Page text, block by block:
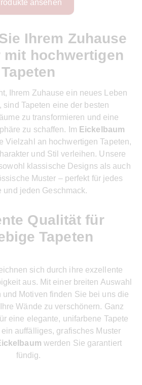
ansehen
Ihrem Zuhause
mit hochwertigen
Tapeten
Ihrem Zuhause ein neues Leben
sind Tapeten eine der besten
zu transformieren und eine
zu schaffen. Im Eickelbaum
Vielzahl an hochwertigen Tapeten,
und Stil verleihen. Unsere
klassische Designs als auch
Muster – perfekt für jedes
und jeden Geschmack.
Qualität für
Tapeten
sich durch ihre exzellente
aus. Mit einer breiten Auswahl
und Motiven finden Sie bei uns die
Wände zu verschönern. Ganz
eine elegante, unifarbene Tapete
auffälliges, grafisches Muster
werden Sie garantiert
fündig.